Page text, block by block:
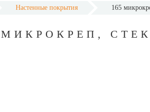
Настенные покрытия 165
МИКРОКРЕП,